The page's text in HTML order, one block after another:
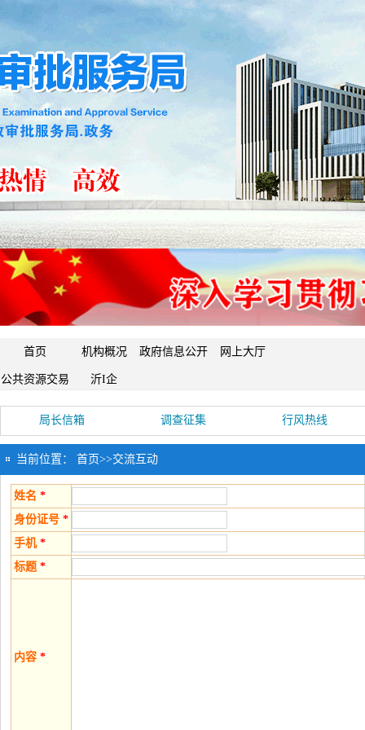
首页 机构概况 政府信息公开 网上大厅
公共资源交易 沂I企
局长信箱 调查征集 行风热线
当前位置： 首页>>交流互动
姓名 *
身份证号 *
手机 *
标题 *
内容 *